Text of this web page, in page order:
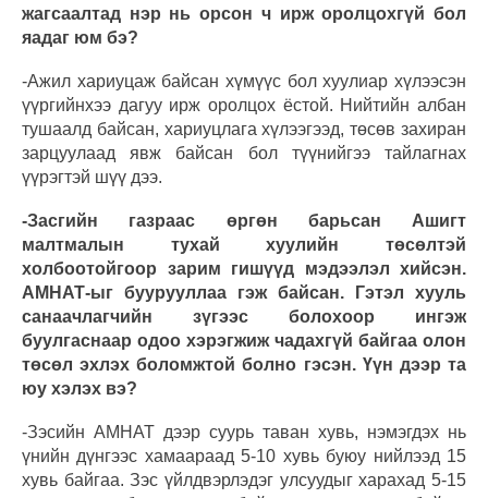
жагсаалтад нэр нь орсон ч ирж оролцохгүй бол
яадаг юм бэ?
-Ажил хариуцаж байсан хүмүүс бол хуулиар хүлээсэн
үүргийнхээ дагуу ирж оролцох ёстой. Нийтийн албан
тушаалд байсан, хариуцлага хүлээгээд, төсөв захиран
зарцуулаад явж байсан бол түүнийгээ тайлагнах
үүрэгтэй шүү дээ.
-Засгийн газраас өргөн барьсан Ашигт
малтмалын тухай хуулийн төсөлтэй
холбоотойгоор зарим гишүүд мэдээлэл хийсэн.
АМНАТ-ыг буурууллаа гэж байсан. Гэтэл хууль
санаачлагчийн зүгээс болохоор ингэж
буулгаснаар одоо хэрэгжиж чадахгүй байгаа олон
төсөл эхлэх боломжтой болно гэсэн. Үүн дээр та
юу хэлэх вэ?
-Зэсийн АМНАТ дээр суурь таван хувь, нэмэгдэх нь
үнийн дүнгээс хамаараад 5-10 хувь буюу нийлээд 15
хувь байгаа. Зэс үйлдвэрлэдэг улсуудыг харахад 5-15